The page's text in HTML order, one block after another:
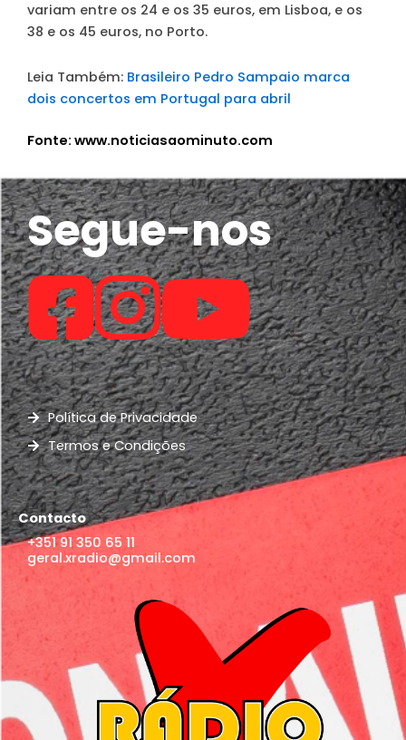
variam entre os 24 e os 35 euros, em Lisboa, e os
38 e os 45 euros, no Porto.
Leia Também: Brasileiro Pedro Sampaio marca
dois concertos em Portugal para abril
Fonte: www.noticiasaominuto.com
Segue-nos
Política de Privacidade
Termos e Condições
Contacto
+351 91 350 65 11
geral.xradio@gmail.com